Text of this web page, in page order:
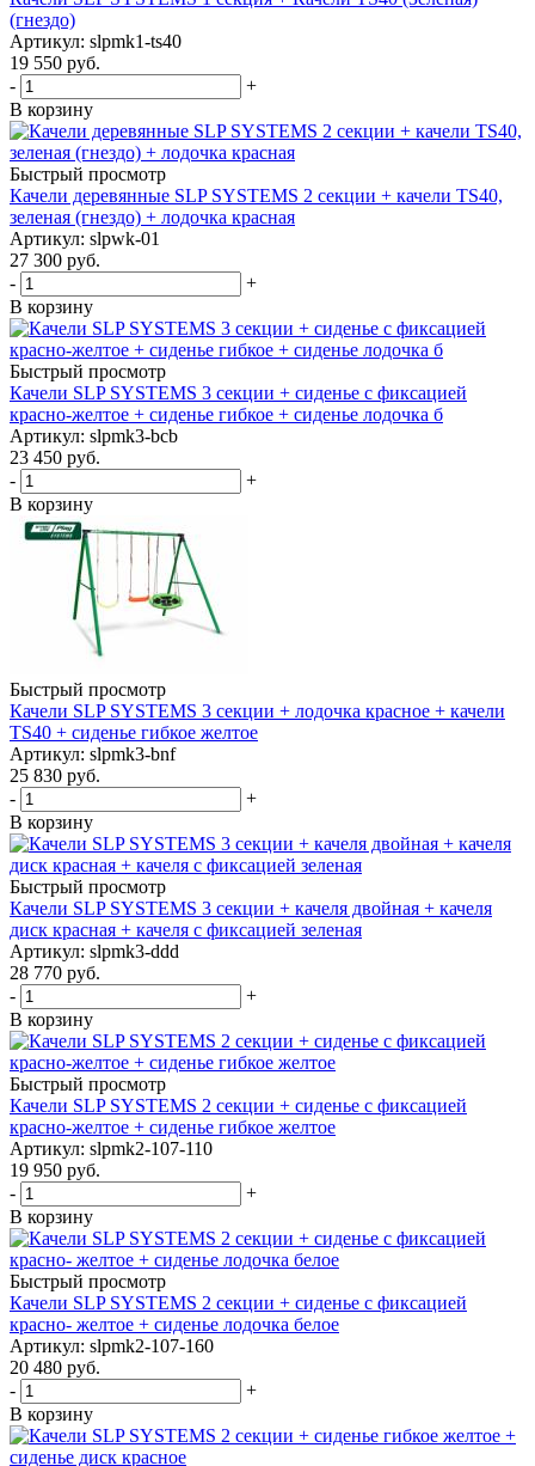
(гнездо)
Артикул: slpmk1-ts40
19 550 руб.
-
+
В корзину
Быстрый просмотр
Качели деревянные SLP SYSTEMS 2 секции + качели TS40,
зеленая (гнездо) + лодочка красная
Артикул: slpwk-01
27 300 руб.
-
+
В корзину
Быстрый просмотр
Качели SLP SYSTEMS 3 секции + сиденье с фиксацией
красно-желтое + сиденье гибкое + сиденье лодочка б
Артикул: slpmk3-bcb
23 450 руб.
-
+
В корзину
Быстрый просмотр
Качели SLP SYSTEMS 3 секции + лодочка красное + качели
TS40 + сиденье гибкое желтое
Артикул: slpmk3-bnf
25 830 руб.
-
+
В корзину
Быстрый просмотр
Качели SLP SYSTEMS 3 секции + качеля двойная + качеля
диск красная + качеля с фиксацией зеленая
Артикул: slpmk3-ddd
28 770 руб.
-
+
В корзину
Быстрый просмотр
Качели SLP SYSTEMS 2 секции + сиденье с фиксацией
красно-желтое + сиденье гибкое желтое
Артикул: slpmk2-107-110
19 950 руб.
-
+
В корзину
Быстрый просмотр
Качели SLP SYSTEMS 2 секции + сиденье с фиксацией
красно- желтое + сиденье лодочка белое
Артикул: slpmk2-107-160
20 480 руб.
-
+
В корзину